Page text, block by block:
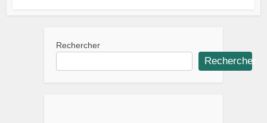
Rechercher
Rechercher